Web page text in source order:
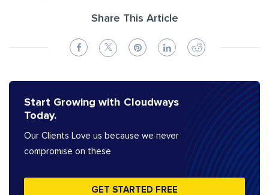
Share This Article
Start Growing with Cloudways
Today.
Our Clients Love us because we never
compromise on these
GET STARTED FREE